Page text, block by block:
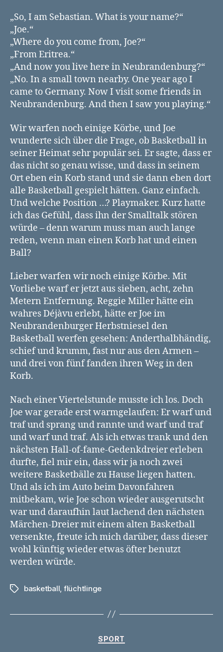
„So, I am Sebastian. What is your name?“
„Joe.“
„Where do you come from, Joe?“
„From Eritrea.“
„And now you live here in Neubrandenburg?“
„No. In a small town nearby. One year ago I
came to Germany. Now I visit some friends in
Neubrandenburg. And then I saw you playing.“
Wir warfen noch einige Körbe, und Joe
wunderte sich über die Frage, ob Basketball in
seiner Heimat sehr populär sei. Er sagte, dass er
das nicht so genau wisse, und dass in seinem
Ort eben ein Korb stand und sie dann eben dort
alle Basketball gespielt hätten. Ganz einfach.
Und welche Position …? Playmaker. Kurz hatte
ich das Gefühl, dass ihn der Smalltalk stören
würde – denn warum muss man auch lange
reden, wenn man einen Korb hat und einen
Ball?
Lieber warfen wir noch einige Körbe. Mit
Vorliebe warf er jetzt aus sieben, acht, zehn
Metern Entfernung. Reggie Miller hätte ein
wahres Déjàvu erlebt, hätte er Joe im
Neubrandenburger Herbstniesel den
Basketball werfen gesehen: Anderthalbhändig,
schief und krumm, fast nur aus den Armen –
und drei von fünf fanden ihren Weg in den
Korb.
Nach einer Viertelstunde musste ich los. Doch
Joe war gerade erst warmgelaufen: Er warf und
traf und sprang und rannte und warf und traf
und warf und traf. Als ich etwas trank und den
nächsten Hall-of-fame-Gedenkdreier erleben
durfte, fiel mir ein, dass wir ja noch zwei
weitere Basketbälle zu Hause liegen hatten.
Und als ich im Auto beim Davonfahren
mitbekam, wie Joe schon wieder ausgerutscht
war und daraufhin laut lachend den nächsten
Märchen-Dreier mit einem alten Basketball
versenkte, freute ich mich darüber, dass dieser
wohl künftig wieder etwas öfter benutzt
werden würde.
Schlagwörter
basketball flüchtlinge
Kategorien
SPORT